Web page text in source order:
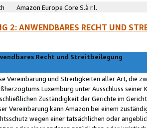
Amazon Europe Core S.à r.l.
2: ANWENDBARES RECHT UND
Recht und Streitbeilegung
Vereinbarung und Streitigkeiten aller Art, die
Luxemburg unter Ausschluss
Zuständigkeit der Gerichte im
Vereinbarung kann Amazon bei einem
wegen einer tatsächlichen oder